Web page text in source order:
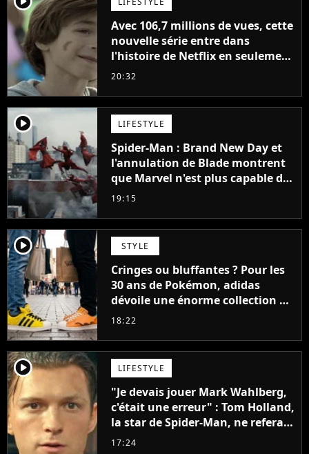
Avec 106,7 millions de vues, cette
nouvelle série entre dans
l'histoire de Netflix en seulement
48 jours
20:32
player2 LIFESTYLE
Spider-Man : Brand New Day et
l'annulation de Blade montrent
que Marvel n'est plus capable de
faire quoi que ce soit de simple
19:15
player2 STYLE
Cringes ou bluffantes ? Pour les
30 ans de Pokémon, adidas
dévoile une énorme collection de
sneakers et je ne sais pas quoi en
18:22
player2 LIFESTYLE
"Je devais jouer Mark Wahlberg,
c'était une erreur" : Tom Holland,
la star de Spider-Man, ne referait
pas ce blockbuster
17:24